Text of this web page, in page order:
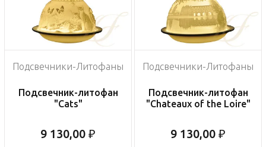
Подсвечники-Литофаны
Подсвечник-литофан
"Cats"
9 130,00 ₽
Подсвечники-Литофаны
Подсвечник-литофан
"Chateaux of the Loire"
9 130,00 ₽